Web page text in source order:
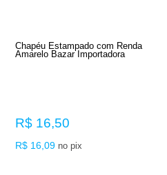
Chapéu Estampado com Renda
Amarelo Bazar Importadora
R$ 16,50
R$ 16,09 no pix